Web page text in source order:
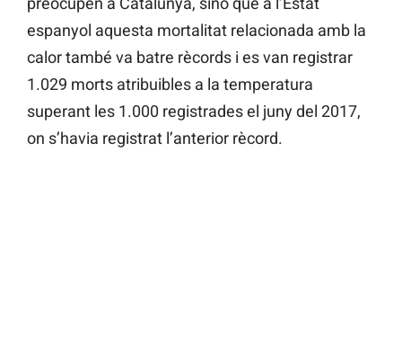
espanyol aquesta mortalitat relacionada amb la
calor també va batre rècords i es van registrar
1.029 morts atribuibles a la temperatura
superant les 1.000 registrades el juny del 2017,
on s’havia registrat l’anterior rècord.